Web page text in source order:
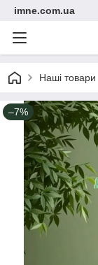
imne.com.ua
Наші товари
–7%